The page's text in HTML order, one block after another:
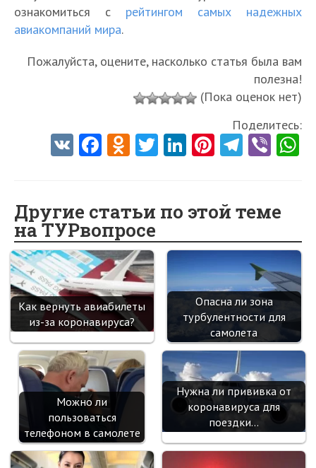
ознакомиться с рейтингом самых надежных
авиакомпаний мира.
Пожалуйста, оцените, насколько статья была вам
полезна!
(Пока оценок нет)
Поделитесь:
V Fa
o
o
k
O
o
kl
as
sn
ik
i
T
er
Li
dI
n
Pi
es
t
Te
a
m
Vi
Другие статьи по этой теме
на ТУРвопросе
Как вернуть авиабилеты
из-за коронавируса?
Опасна ли зона
турбулентности для
самолета
Можно ли
пользоваться
телефоном в самолете
Нужна ли прививка от
коронавируса для
поездки…